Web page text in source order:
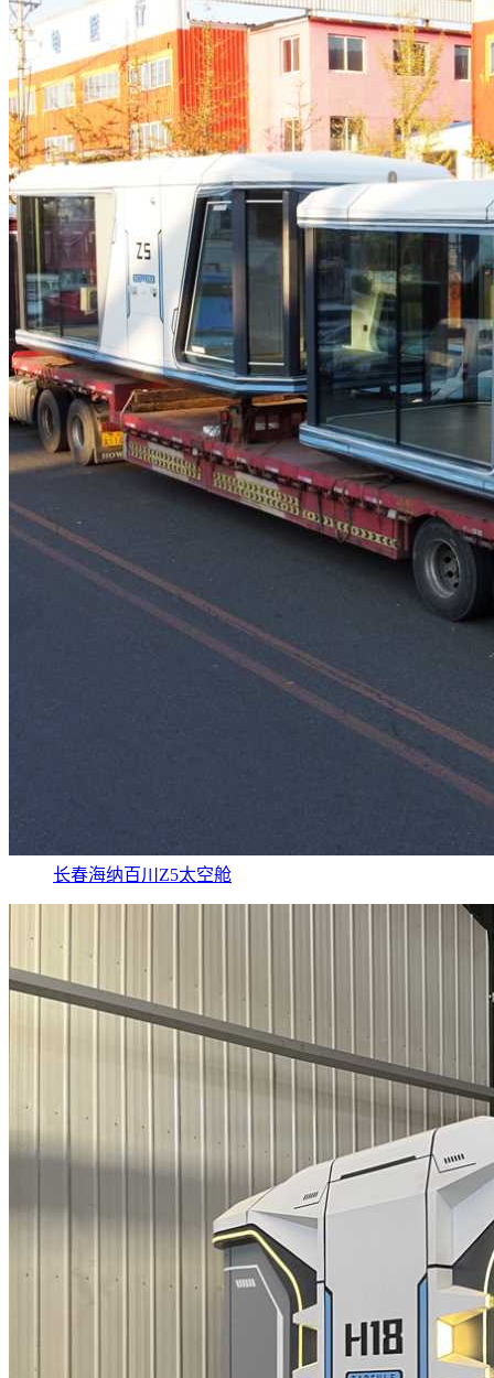
长春海纳百川Z5太空舱